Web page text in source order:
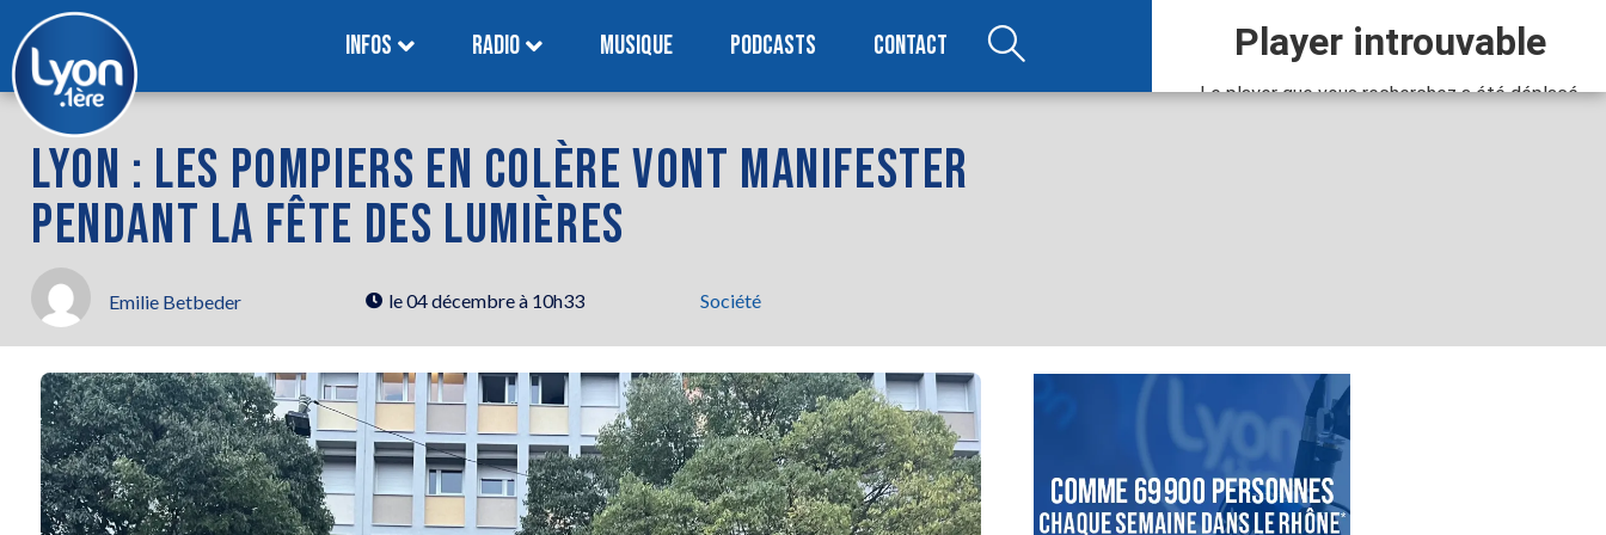
INFOS RADIO MUSIQUE PODCASTS CONTACT
LYON : LES POMPIERS EN COLÈRE VONT MANIFESTER
PENDANT LA FÊTE DES LUMIÈRES
Emilie Betbeder le04 décembre à 10h33 Société